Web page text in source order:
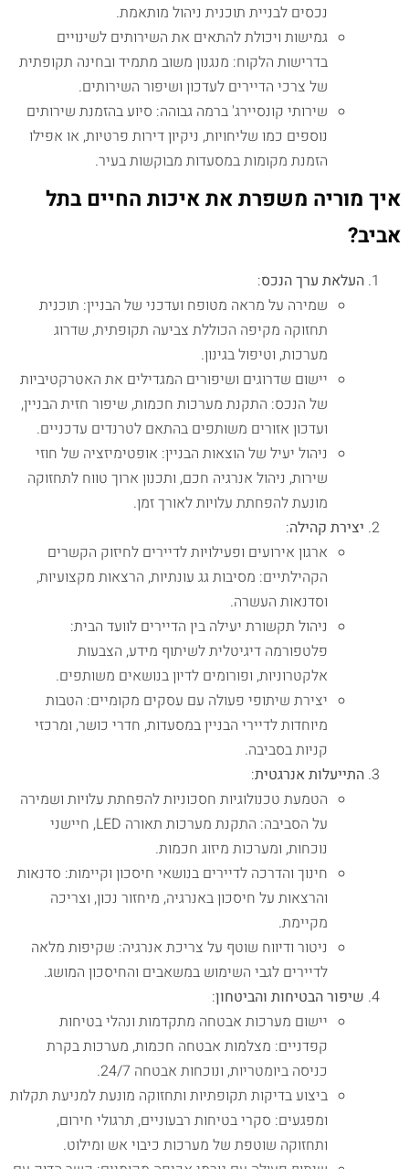
נכסים לבניית תוכנית ניהול מותאמת.
גמישות ויכולת להתאים את השירותים לשינויים
בדרישות הלקוח: מנגנון משוב מתמיד ובחינה תקופתית
של צרכי הדיירים לעדכון ושיפור השירותים.
שירותי קונסיירג' ברמה גבוהה: סיוע בהזמנת שירותים
נוספים כמו שליחויות, ניקיון דירות פרטיות, או אפילו
הזמנת מקומות במסעדות מבוקשות בעיר.
איך מוריה משפרת את איכות החיים בתל
אביב?
העלאת ערך הנכס:
שמירה על מראה מטופח ועדכני של הבניין: תוכנית
תחזוקה מקיפה הכוללת צביעה תקופתית, שדרוג
מערכות, וטיפול בגינון.
יישום שדרוגים ושיפורים המגדילים את האטרקטיביות
של הנכס: התקנת מערכות חכמות, שיפור חזית הבניין,
ועדכון אזורים משותפים בהתאם לטרנדים עדכניים.
ניהול יעיל של הוצאות הבניין: אופטימיזציה של חוזי
שירות, ניהול אנרגיה חכם, ותכנון ארוך טווח לתחזוקה
מונעת להפחתת עלויות לאורך זמן.
יצירת קהילה:
ארגון אירועים ופעילויות לדיירים לחיזוק הקשרים
הקהילתיים: מסיבות גג עונתיות, הרצאות מקצועיות,
וסדנאות העשרה.
ניהול תקשורת יעילה בין הדיירים לוועד הבית:
פלטפורמה דיגיטלית לשיתוף מידע, הצבעות
אלקטרוניות, ופורומים לדיון בנושאים משותפים.
יצירת שיתופי פעולה עם עסקים מקומיים: הטבות
מיוחדות לדיירי הבניין במסעדות, חדרי כושר, ומרכזי
קניות בסביבה.
התייעלות אנרגטית:
הטמעת טכנולוגיות חסכוניות להפחתת עלויות ושמירה
על הסביבה: התקנת מערכות תאורה LED, חיישני
נוכחות, ומערכות מיזוג חכמות.
חינוך והדרכה לדיירים בנושאי חיסכון וקיימות: סדנאות
והרצאות על חיסכון באנרגיה, מיחזור נכון, וצריכה
מקיימת.
ניטור ודיווח שוטף על צריכת אנרגיה: שקיפות מלאה
לדיירים לגבי השימוש במשאבים והחיסכון המושג.
שיפור הבטיחות והביטחון:
יישום מערכות אבטחה מתקדמות ונהלי בטיחות
קפדניים: מצלמות אבטחה חכמות, מערכות בקרת
כניסה ביומטריות, ונוכחות אבטחה 24/7.
ביצוע בדיקות תקופתיות ותחזוקה מונעת למניעת תקלות
ומפגעים: סקרי בטיחות רבעוניים, תרגולי חירום,
ותחזוקה שוטפת של מערכות כיבוי אש ומילוט.